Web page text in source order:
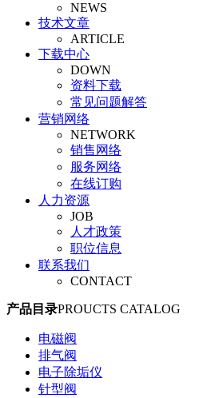
氧气阀
视镜
氨气阀
排泥阀
旋塞阀
平衡阀
调节阀
安全阀
管夹阀
气动阀门
真空阀
NEWS
技术文章
ARTICLE
下载中心
DOWN
资料下载
常见问题解答
营销网络
NETWORK
销售网络
服务网络
在线订购
人力资源
JOB
人才政策
职位信息
联系我们
CONTACT
产品目录PROUCTS CATALOG
电磁阀
排气阀
电子除垢仪
针型阀